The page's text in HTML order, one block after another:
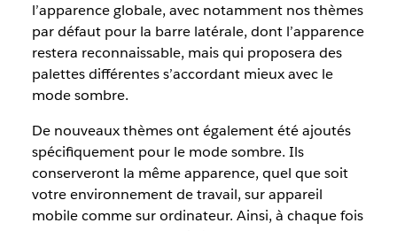
l’apparence globale, avec notamment nos thèmes
par défaut pour la barre latérale, dont l’apparence
restera reconnaissable, mais qui proposera des
palettes différentes s’accordant mieux avec le
mode sombre.
De nouveaux thèmes ont également été ajoutés
spécifiquement pour le mode sombre. Ils
conserveront la même apparence, quel que soit
votre environnement de travail, sur appareil
mobile comme sur ordinateur. Ainsi, à chaque fois